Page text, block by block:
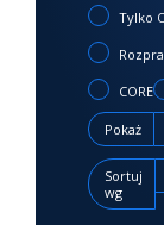
Tylko
CORE
Pokaż
Sortuj
wg